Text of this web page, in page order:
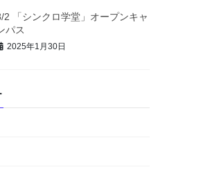
2 「シンクロ学堂」オープンキャ
パス
2025年1月30日